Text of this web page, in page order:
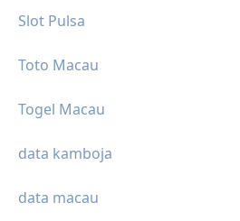
Slot Pulsa
Toto Macau
Togel Macau
data kamboja
data macau